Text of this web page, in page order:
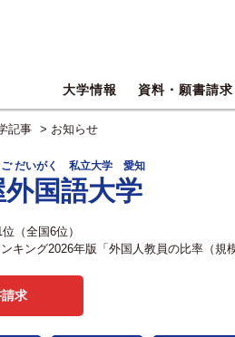
大学情報 資料・願書請求
記事 > お知らせ
ご だいがく 私立大学 愛知
国語大学
（全国6位）
キング2026年版「外国人教員の比率（規
求